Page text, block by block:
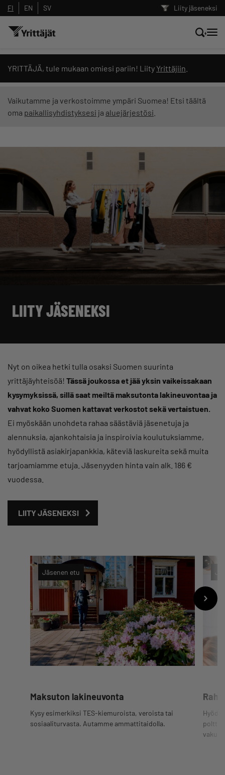
Liity jäseneksi
FI EN SV
YRITTÄJÄ, tule mukaan omiesi pariin! Liity Yrittäjiin
Vaikutamme ja verkostoimme ympäri Suomea! Etsi täältä
oma paikallisyhdistyksesi ja aluejärjestösi
LIITY JÄSENEKSI
Nyt on oikea hetki tulla osaksi Suomen suurinta
yrittäjäyhteisöä! Tässä joukossa et jää yksin vaikeissakaan
kysymyksissä, sillä saat meiltä maksutonta lakineuvontaa ja
vahvat koko Suomen kattavat verkostot sekä vertaistuen.
Ei myöskään unohdeta rahaa säästäviä jäsenetuja ja
alennuksia, ajankohtaisia ja inspiroivia koulutuksiamme,
hyödyllistä asiakirjapankkia, käteviä laskureita sekä muita
tarjoamiamme etuja. Jäsenyyden hinta vain alk. 186 €
vuodessa.
LIITY JÄSENEKSI
Jäsenen etu
Maksuton lakineuvonta
Kysy esimerkiksi TES-kiemuroista, veroista tai
sosiaaliturvasta. Autamme ammattitaidolla.
Hae sivustolta tai kysy suoraan
Yrittäjien tekoälyltä
Suodata hakutuloksia: näytä kaikki sisältö